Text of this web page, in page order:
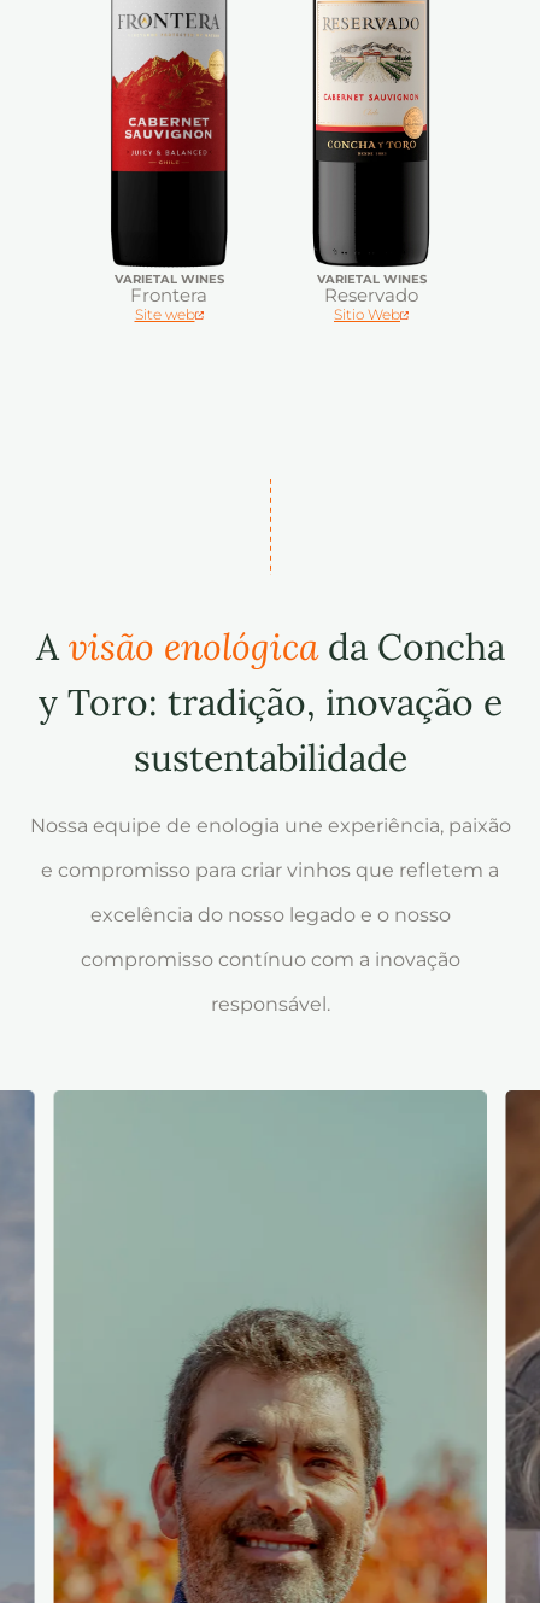
VARIETAL WINES
Frontera
Site web
VARIETAL WINES
Reservado
Sitio Web
Avisão enológicada Concha
y Toro: tradição, inovação e
sustentabilidade
Nossa equipe de enologia une experiência, paixão
e compromisso para criar vinhos que refletem a
excelência do nosso legado e o nosso
compromisso contínuo com a inovação
responsável.